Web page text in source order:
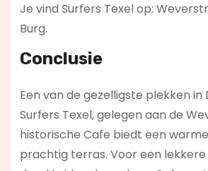
Je vind Surfers Texel op:
Burg.
Conclusie
Een van de gezelligste plekken in
Surfers Texel, gelegen aan de
historische Cafe biedt een
prachtig terras. Voor een